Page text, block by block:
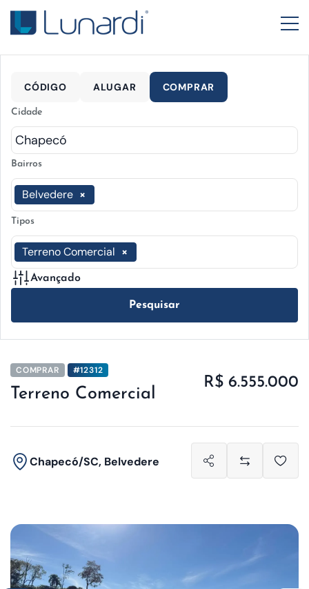
CÓDIGO ALUGAR COMPRAR
Cidade
Bairros
×
Belvedere
Tipos
×
Terreno Comercial
Avançado
Pesquisar
COMPRAR #12312
Terreno Comercial
R$ 6.555.000
Chapecó/SC, Belvedere